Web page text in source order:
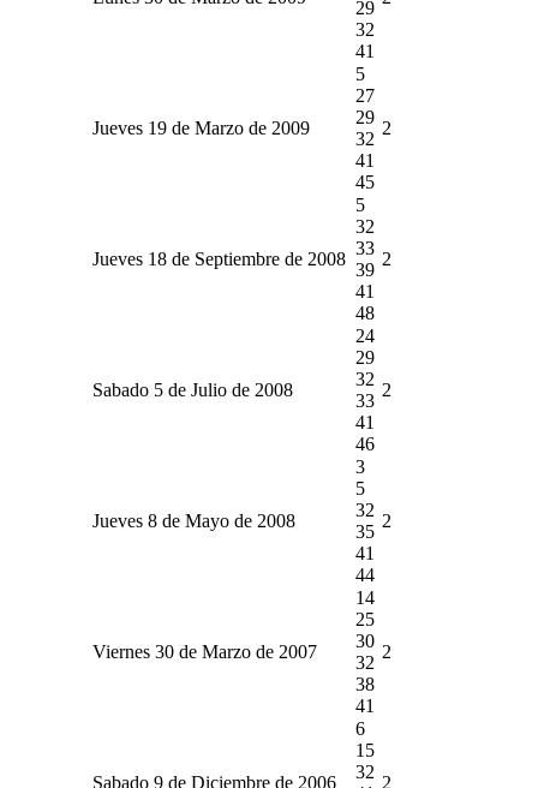
29
32
41
Jueves 19 de Marzo de 2009
5
27
29
32
41
45
2
Jueves 18 de Septiembre de 2008
5
32
33
39
41
48
2
Sabado 5 de Julio de 2008
24
29
32
33
41
46
2
Jueves 8 de Mayo de 2008
3
5
32
35
41
44
2
Viernes 30 de Marzo de 2007
14
25
30
32
38
41
2
Sabado 9 de Diciembre de 2006
6
15
32
2